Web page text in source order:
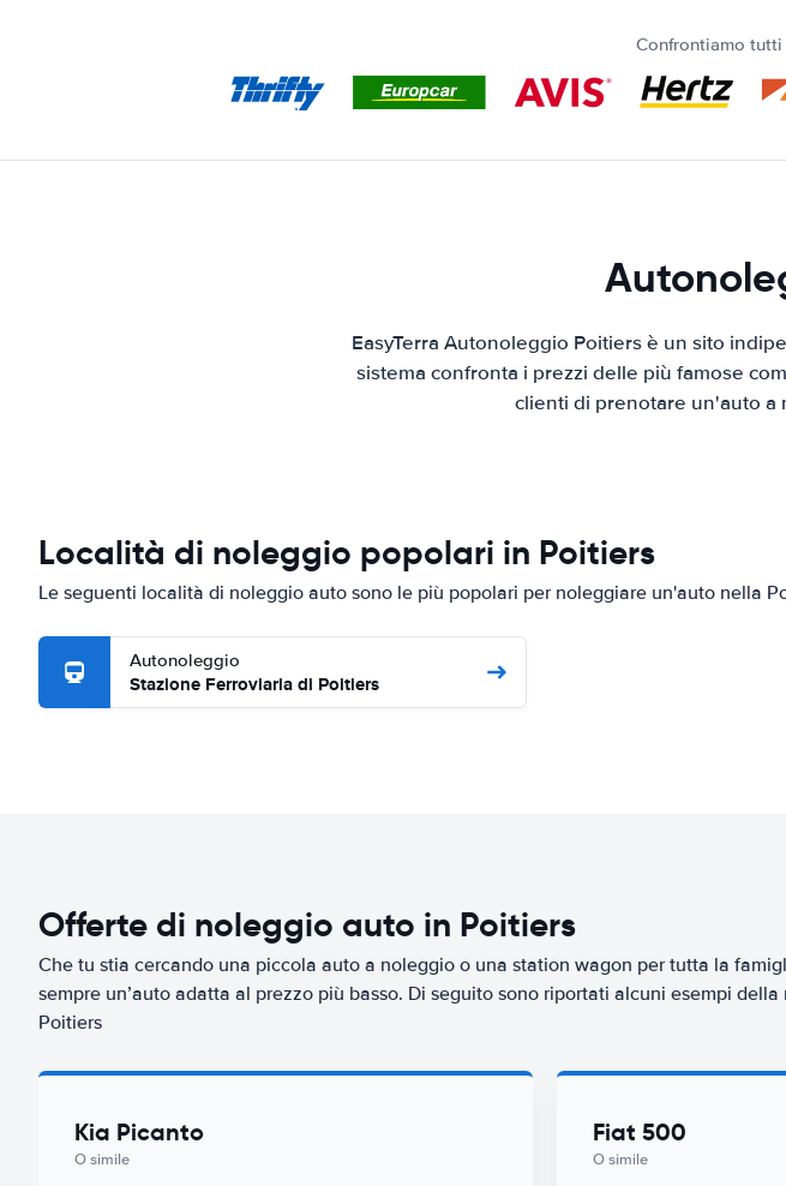
Confrontiamo
EasyTerra Autonoleggio Poitiers è un sito
sistema confronta i prezzi delle più famose
clienti di prenotare un'auto a
Località di noleggio popolari in Poitiers
Le seguenti località di noleggio auto sono le più popolari per noleggiare un'auto nella
Autonoleggio
Stazione Ferroviaria di Poitiers
Offerte di noleggio auto in Poitiers
Che tu stia cercando una piccola auto a noleggio o una station wagon per tutta la
sempre un’auto adatta al prezzo più basso. Di seguito sono riportati alcuni esempi
Poitiers
Kia Picanto
O simile
Fiat 500
O simile